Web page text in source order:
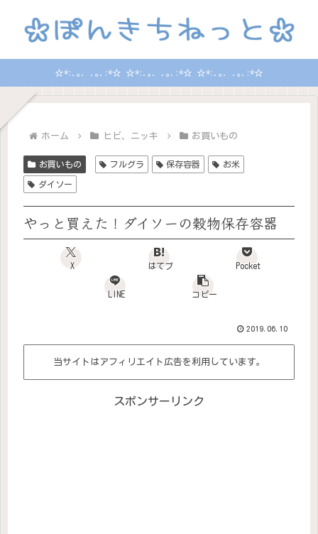
☆*:.｡. .｡.:*☆ ☆*:.｡. .｡.:*☆ ☆*:.｡. .｡.:*☆
ホーム ヒビ、ニッキ お買いもの
お買いもの フルグラ 保存容器 お米
ダイソー
やっと買えた！ダイソーの穀物保存容器
X はてブ Pocket
LINE コピー
2019.06.10
当サイトはアフィリエイト広告を利用しています。
スポンサーリンク